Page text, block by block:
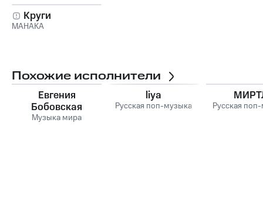
Круги
МАНАКА
Похожие исполнители
Евгения
Бобовская
Музыка мира
liya
Русская поп-музыка Русская